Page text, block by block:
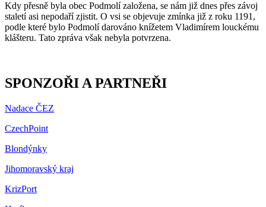
Kdy přesně byla obec Podmolí založena, se nám již dnes přes závoj
staletí asi nepodaří zjistit. O vsi se objevuje zmínka již z roku 1191,
podle které bylo Podmolí darováno knížetem Vladimírem louckému
klášteru. Tato zpráva však nebyla potvrzena.
SPONZOŘI A PARTNEŘI
Nadace ČEZ
CzechPoint
Blondýnky
Jihomoravský kraj
KrizPort